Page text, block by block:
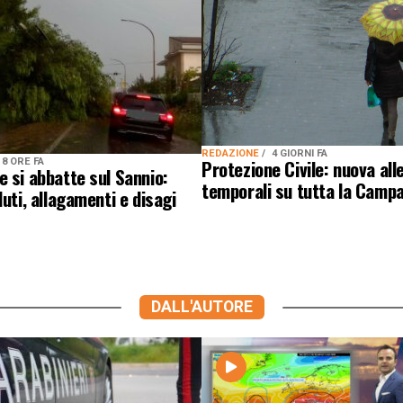
8 ORE FA
si abbatte sul Sannio:
allagamenti e disagi
REDAZIONE 4 GIORNI FA
Protezione Civile: nuova
temporali su tutta la
DALL'AUTORE